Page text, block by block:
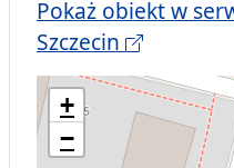
Pokaż obiekt w
Szczecin
+
−